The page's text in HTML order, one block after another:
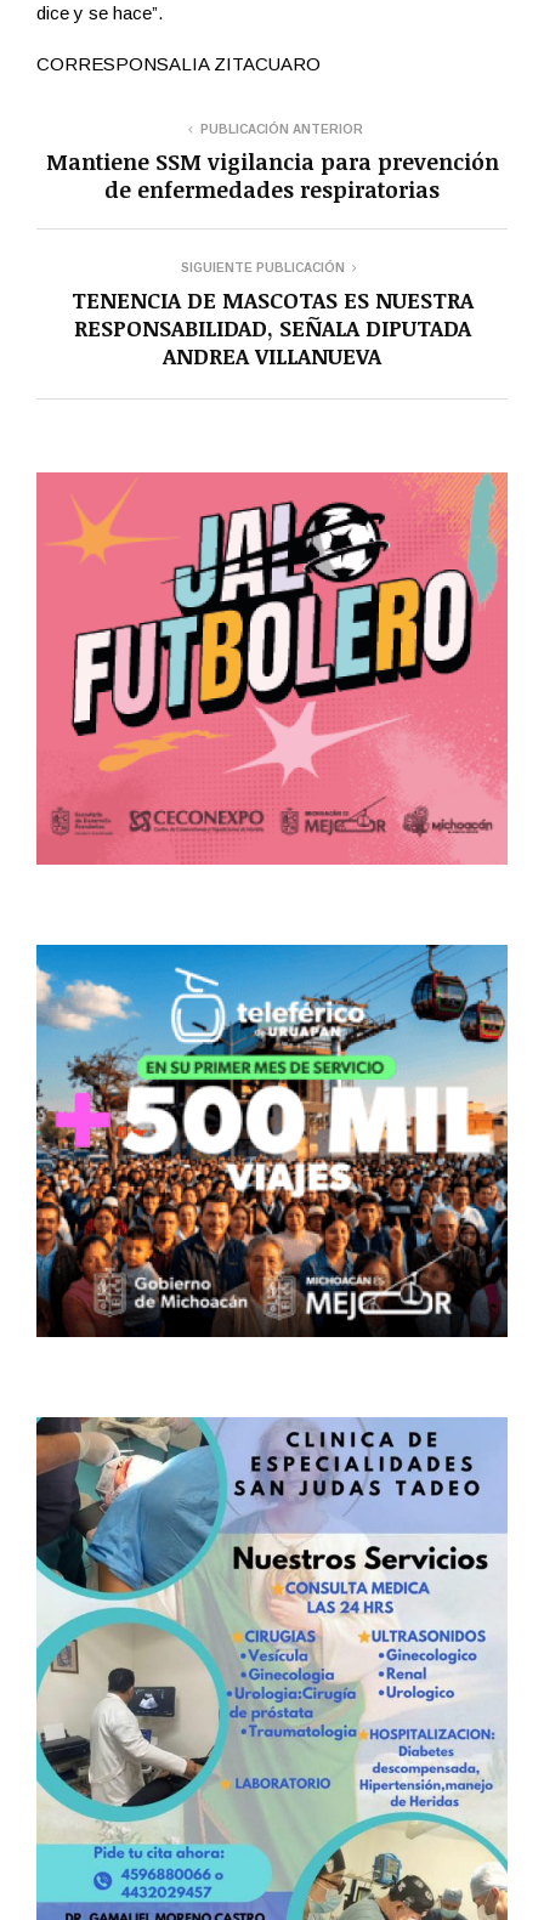
dice y se hace”.
CORRESPONSALIA ZITACUARO
PUBLICACIÓN ANTERIOR
Mantiene SSM vigilancia para prevención
de enfermedades respiratorias
SIGUIENTE PUBLICACIÓN
TENENCIA DE MASCOTAS ES NUESTRA
RESPONSABILIDAD, SEÑALA DIPUTADA
ANDREA VILLANUEVA